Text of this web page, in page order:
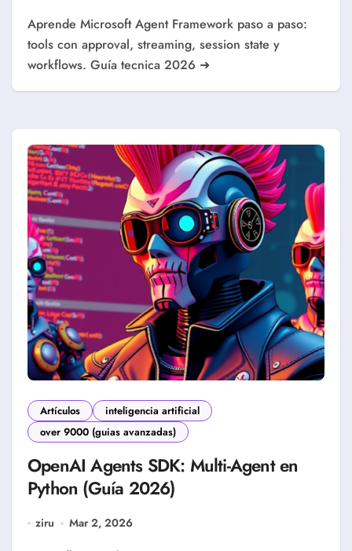
Aprende Microsoft Agent Framework paso a paso:
tools con approval, streaming, session state y
workflows. Guía tecnica 2026 ➜
Artículos
inteligencia artificial
over 9000 (guias avanzadas)
OpenAI Agents SDK: Multi-Agent en
Python (Guía 2026)
ziru Mar 2, 2026